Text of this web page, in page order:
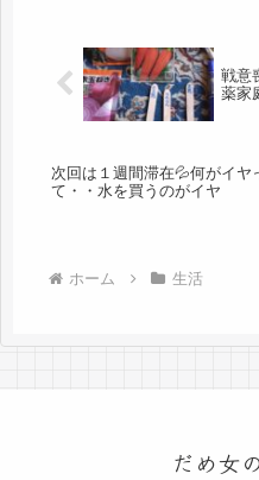
戦意
薬家
次回は１週間滞在💦何がイヤ
て・・水を買うのがイヤ
ホーム 生活
だめ女